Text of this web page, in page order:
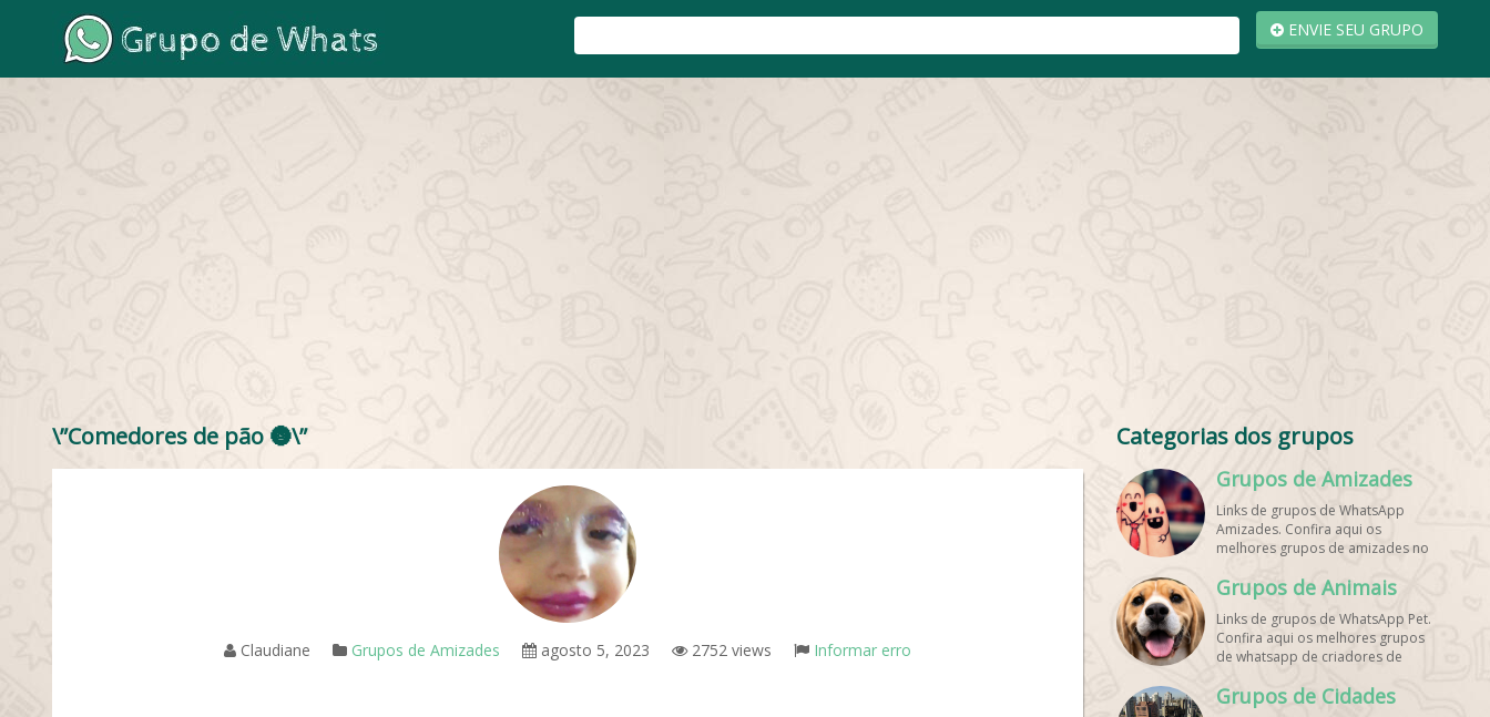
ENVIE SEU GRUPO
\”Comedores de pão 🌚\”
Claudiane Grupos de Amizades agosto 5, 2023 2752 views Informar erro
Categorias dos grupos
Grupos de Amizades
Links de grupos de WhatsApp
Amizades. Confira aqui os
melhores grupos de amizades no
Grupos de Animais
Links de grupos de WhatsApp Pet.
Confira aqui os melhores grupos
de whatsapp de criadores de
Grupos de Cidades